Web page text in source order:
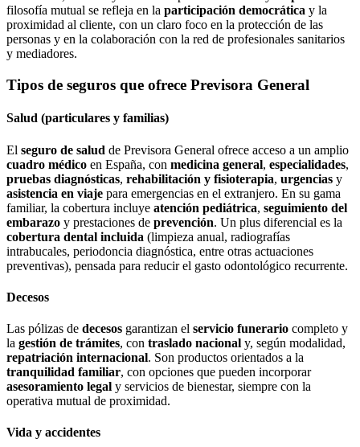
filosofía mutual se refleja en la participación democrática y la
proximidad al cliente, con un claro foco en la protección de las
personas y en la colaboración con la red de profesionales sanitarios
y mediadores.
Tipos de seguros que ofrece Previsora General
Salud (particulares y familias)
El seguro de salud de Previsora General ofrece acceso a un amplio
cuadro médico en España, con medicina general, especialidades,
pruebas diagnósticas, rehabilitación y fisioterapia, urgencias y
asistencia en viaje para emergencias en el extranjero. En su gama
familiar, la cobertura incluye atención pediátrica, seguimiento del
embarazo y prestaciones de prevención. Un plus diferencial es la
cobertura dental incluida (limpieza anual, radiografías
intrabucales, periodoncia diagnóstica, entre otras actuaciones
preventivas), pensada para reducir el gasto odontológico recurrente.
Decesos
Las pólizas de decesos garantizan el servicio funerario completo y
la gestión de trámites, con traslado nacional y, según modalidad,
repatriación internacional. Son productos orientados a la
tranquilidad familiar, con opciones que pueden incorporar
asesoramiento legal y servicios de bienestar, siempre con la
operativa mutual de proximidad.
Vida y accidentes